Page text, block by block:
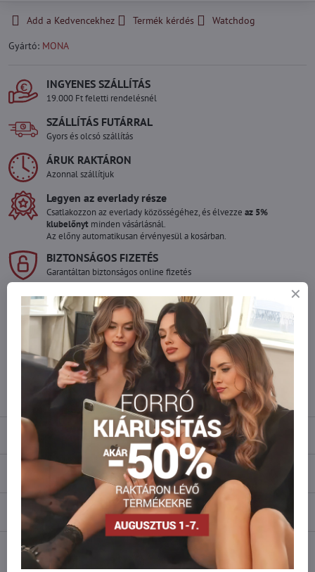
Add a Kedvencekhez Termék kérdés
Watchdog
Gyártó: MONA
INGYENES SZÁLLÍTÁS
19.000 Ft feletti rendelésnél
SZÁLLÍTÁS FUTÁRRAL
Gyors és olcsó szállítás
ÁRUK RAKTÁRON
Azonnal szállítjuk
Legyen az everlady része
Csatlakozzon az everlady közösségéhez, és élvezze az 5%
klubelőnyt minden vásárlásnál.
Az előny automatikusan érvényesül a kosárban.
BIZTONSÁGOS FIZETÉS
Garantáltan biztonságos online fizetés
Szeretne több terméket rendelni mint
amennyi raktáron van?
Ne habozzon kapcsolatba lépni velünk, raktárra szállítjuk az árut!
info​@everlady​.eu
Leírás
0
Fórum 0
Facebook Reddit LinkedIn